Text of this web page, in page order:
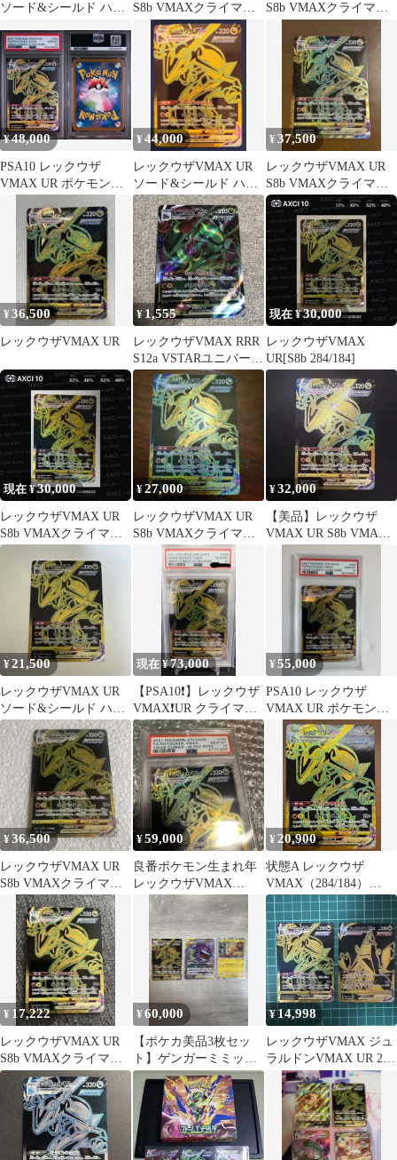
ソード&シールド ハイ
ライマ…
S8b VMAXクライマッ
クス 284/184
S8b VMAXクライマッ
¥48,000
PSA10 レックウザ
VMAX UR ポケモンカ
¥44,000
レックウザVMAX UR
ソード&シールド ハイ
クラスパック VMAXク
ライマ…
¥37,500
レックウザVMAX UR
S8b VMAXクライマッ
クス 284/184
¥36,500
レックウザVMAX UR
¥1,555
レックウザVMAX RRR
S12a VSTARユニバース
108/172
現在 ¥30,000
レックウザVMAX
UR[S8b 284/184]
現在 ¥30,000
レックウザVMAX UR
S8b VMAXクライマッ
クス 284/184
¥27,000
レックウザVMAX UR
S8b VMAXクライマッ
クス 284/184
¥32,000
【美品】レックウザ
VMAX UR S8b VMAX
¥21,500
レックウザVMAX UR
ソード&シールド ハイ
クラスパック VMAXク
ライマ…
現在 ¥73,000
【PSA10❗️】レックウザ
VMAX❗️UR クライマッ
クス 284/184。
¥55,000
PSA10 レックウザ
VMAX UR ポケモンカ
ード ２４時間以内
発送
¥36,500
レックウザVMAX UR
S8b VMAXクライマッ
クス 284/184
¥59,000
良番ポケモン生まれ年
レックウザVMAX
URpsa10
¥20,900
状態A レックウザ
VMAX（284/184）
［UR］ポケカ ポケモ
ンカードゲーム
¥ 17,222
レックウザVMAX UR
S8b VMAXクライマッ
クス 284/184
¥60,000
【ポケカ美品3枚セッ
ト】ゲンガーミミッキ
ュGX SR・レックウザ
UR・ピカチュウ
¥ 14,998
レックウザVMAX ジュ
ラルドンVMAX UR 2枚
セット